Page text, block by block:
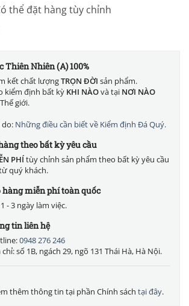
thể đặt hàng tùy chỉnh
Thiên Nhiên (A) 100%
kết chất lượngTRỌN ĐỜI sản phẩm.
kiểm định bất kỳ KHI NÀOvà tại NƠI NÀO
giới.
Những điều cần biết về Kiểm định Đá Quý.
theo bất kỳ yêu cầu
PHÍtùy chỉnh sản phẩm theo bất kỳ yêu cầu
quý khách.
hàng miễn phí toàn quốc
- 3 ngày làm việc.
tin liên hệ
0948 276 246
số 1B, ngách 29, ngõ 131 Thái Hà, Hà Nội.
thêm thông tin tại phần Chính sách tại đây.